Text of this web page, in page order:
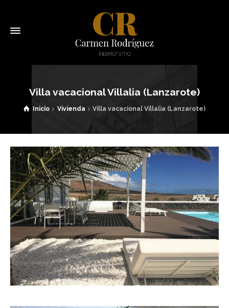
Villa vacacional Villalia (Lanzarote)
Inicio Vivienda Villa vacacional Villalia (Lanzarote)